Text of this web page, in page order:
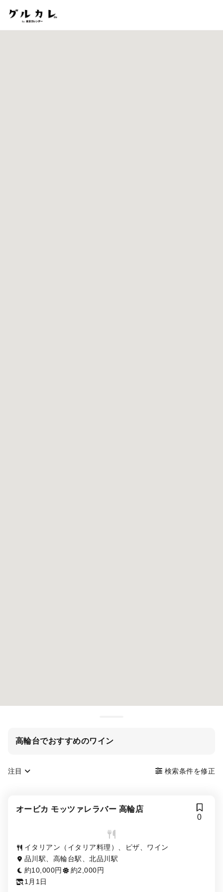
高輪台でおすすめのワイン
注目 検索条件を修正
オービカ モッツァレラバー 高輪店
0
イタリアン（イタリア料理）、ピザ、ワイン
品川駅、高輪台駅、北品川駅
約10,000円
約2,000円
1月1日